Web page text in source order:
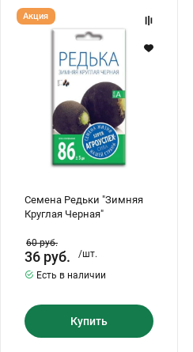
Семена
Редьки
Семена Редьки "Зимняя
Круглая Черная"
Акция
60руб.
36 руб.
/шт.
Есть в наличии
Купить